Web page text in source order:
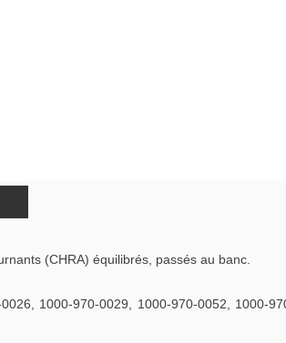
(CHRA) équilibrés, passés au banc.
1000-970-0029, 1000-970-0052, 1000-